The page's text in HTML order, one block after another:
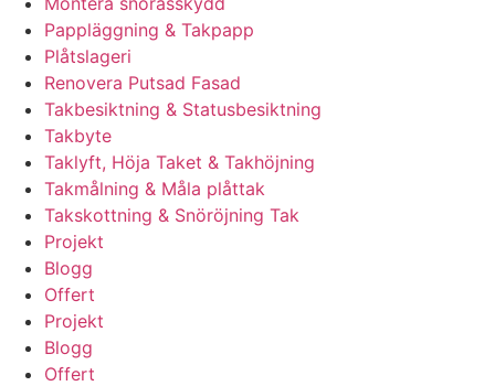
Pappläggning & Takpapp
Plåtslageri
Renovera Putsad Fasad
Takbesiktning & Statusbesiktning
Takbyte
Taklyft, Höja Taket & Takhöjning
Takmålning & Måla plåttak
Takskottning & Snöröjning Tak
Projekt
Blogg
Offert
Projekt
Blogg
Offert